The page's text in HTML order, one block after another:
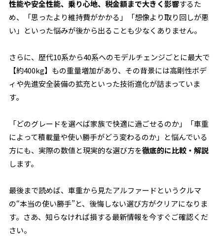
性能や安全性能、乗り心地、税金額まで大きく影響するた
め、「思ったより維持費がかかる」「想像より取り回しが悪
い」といった悩みが後から出ることも少なくありません。
さらに、歴代10系から40系へのモデルチェンジごとに最大で
【約400kg】もの重量増加があり、その背景には高剛性ボデ
ィや先進安全装備の拡充といった技術進化が詰まっていま
す。
「どのグレードを選べば家族で快適に過ごせるのか」「車重
によって積載量や使い勝手がどう変わるのか」と悩んでいる
方にも、実際の数値と現実的な選び方を徹底的に比較・解説
します。
最後まで読めば、車重から見たアルファードというクルマ
の“本当の使い勝手”と、後悔しない選び方がクリアになりま
す。さあ、知らなければ損する最新情報を今すぐご確認くだ
さい。